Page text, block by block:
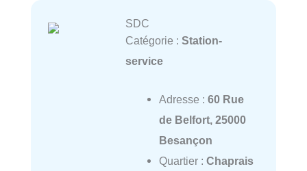
SDC
Catégorie : Station-
service
Adresse : 60 Rue
de Belfort, 25000
Besançon
Quartier : Chaprais